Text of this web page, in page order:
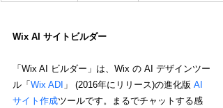
Wix AI サイトビルダー
「Wix AI ビルダー」は、Wix の AI デザインツー
ル「 Wix ADI 」 (2016年にリリース)の進化版 AI
サイト作成ツールです。まるでチャットする感